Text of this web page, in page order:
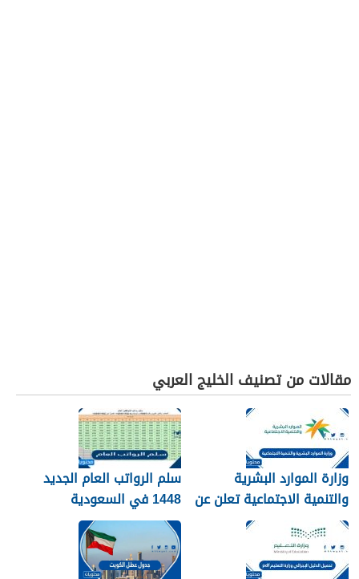
مقالات من تصنيف الخليج العربي
وزارة الموارد البشرية
والتنمية الاجتماعية تعلن عن
تفعيل نظام الضمان
الاجتماعي المطور والجديد
1448
سلم الرواتب العام الجديد
1448 في السعودية